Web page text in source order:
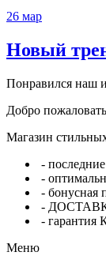
26 мар
Новый
Понравился наш
Добро пожаловать
Магазин
-
-
- бонусная
-
-
Меню